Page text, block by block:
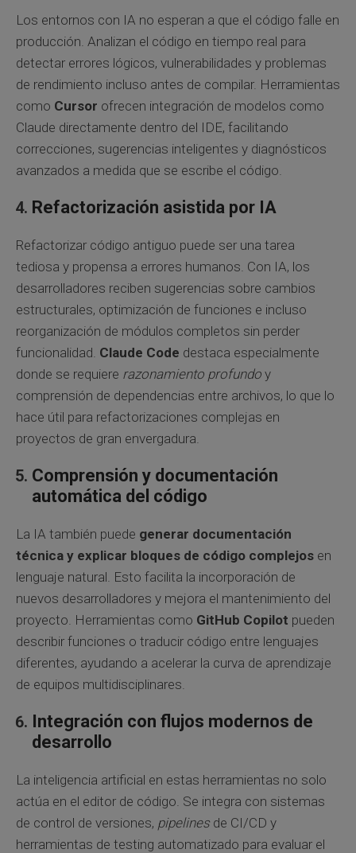
Los entornos con IA no esperan a que el código falle en
producción. Analizan el código en tiempo real para
detectar errores lógicos, vulnerabilidades y problemas
de rendimiento incluso antes de compilar. Herramientas
como Cursor ofrecen integración de modelos como
Claude directamente dentro del IDE, facilitando
correcciones, sugerencias inteligentes y diagnósticos
avanzados a medida que se escribe el código.
Refactorización asistida por IA
Refactorizar código antiguo puede ser una tarea
tediosa y propensa a errores humanos. Con IA, los
desarrolladores reciben sugerencias sobre cambios
estructurales, optimización de funciones e incluso
reorganización de módulos completos sin perder
funcionalidad. Claude Code destaca especialmente
donde se requiere razonamiento profundo y
comprensión de dependencias entre archivos, lo que lo
hace útil para refactorizaciones complejas en
proyectos de gran envergadura.
Comprensión y documentación
automática del código
La IA también puede generar documentación
técnica y explicar bloques de código complejos en
lenguaje natural. Esto facilita la incorporación de
nuevos desarrolladores y mejora el mantenimiento del
proyecto. Herramientas como GitHub Copilot pueden
describir funciones o traducir código entre lenguajes
diferentes, ayudando a acelerar la curva de aprendizaje
de equipos multidisciplinares.
Integración con flujos modernos de
desarrollo
La inteligencia artificial en estas herramientas no solo
actúa en el editor de código. Se integra con sistemas
de control de versiones, pipelines de CI/CD y
herramientas de testing automatizado para evaluar el